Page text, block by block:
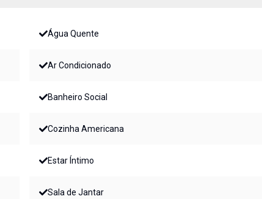
Água Quente
Ar Condicionado
Banheiro Social
Cozinha Americana
Estar Íntimo
Sala de Jantar